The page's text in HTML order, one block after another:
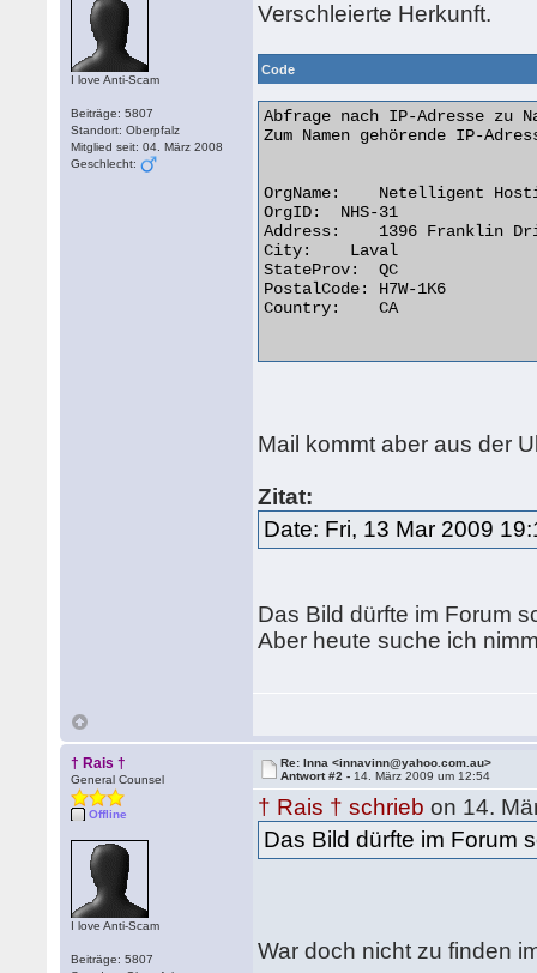
I love Anti-Scam
Beiträge: 5807
Standort: Oberpfalz
Mitglied seit: 04. März 2008
Geschlecht:
Verschleierte Herkunft.
Code
Abfrage nach IP-Adresse zu
Zum Namen gehörende IP-
OrgName:    Netelligent
OrgID:	NHS-31
Address:    1396 Franklin
City:	 Laval
StateProv:  QC
PostalCode: H7W-1K6
Country:    CA
Mail kommt aber aus der
Zitat:
Date: Fri, 13 Mar 2009
Das Bild dürfte im Forum
Aber heute suche ich
† Rais †
General Counsel
Offline
I love Anti-Scam
Beiträge: 5807
Re: Inna <innavinn@yahoo.com.au>
Antwort #2 - 14. März 2009 um 12:54
† Rais † schrieb on 14.
Das Bild dürfte im Forum
War doch nicht zu finden